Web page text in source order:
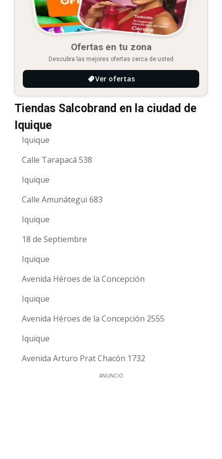
Ofertas en tu zona
Descubra las mejores ofertas cerca de usted
Ver ofertas
Tiendas Salcobrand en la ciudad de
Iquique
Iquique
Calle Tarapacá 538
Iquique
Calle Amunátegui 683
Iquique
18 de Septiembre
Iquique
Avenida Héroes de la Concepción
Iquique
Avenida Héroes de la Concepción 2555
Iquique
Avenida Arturo Prat Chacón 1732
ANUNCIO